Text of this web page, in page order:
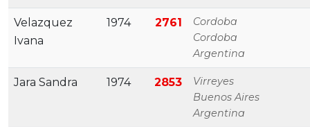
Velazquez
Ivana
1974 2761
Cordoba
Cordoba
Argentina
Jara Sandra 1974 2853
Virreyes
Buenos Aires
Argentina